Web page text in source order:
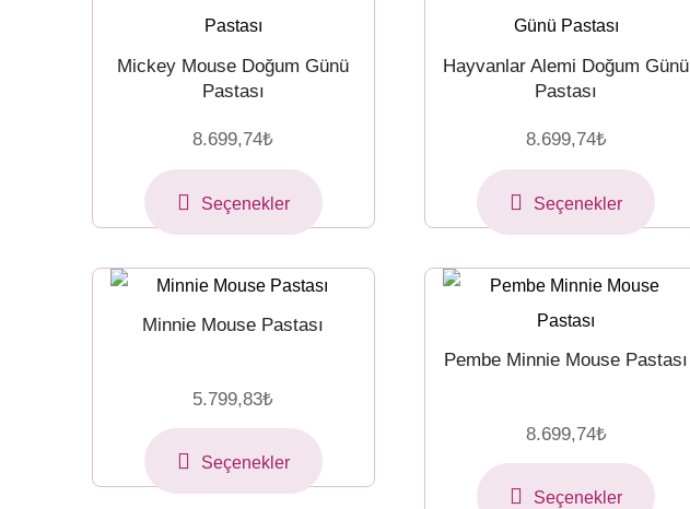
Mickey Mouse Doğum Günü
Pastası
8.699,74₺
Seçenekler
Hayvanlar Alemi Doğum Günü
Pastası
8.699,74₺
Seçenekler
Minnie Mouse Pastası
5.799,83₺
Seçenekler
Pembe Minnie Mouse Pastası
8.699,74₺
Seçenekler